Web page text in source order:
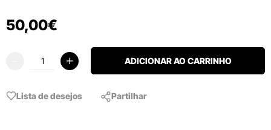
50,00€
ADICIONAR AO CARRINHO
Lista de desejos Partilhar